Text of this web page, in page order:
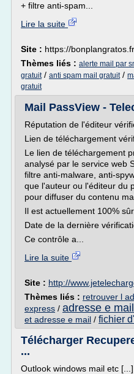
+ filtre anti-spam...
Lire la suite
Site : https://bonplangratos.fr
Thèmes liés : alerte mail par
gratuit/ anti spam mail gratuit/
gratuit
Mail PassView -
Réputation de l'éditeur
Lien de téléchargement
Le lien de téléchargement
analysé par le service web
filtre anti-malware, anti-
que l'auteur ou l'éditeur du
pour diffuser du contenu
Il est actuellement 100% sûr.
Date de la dernière
Ce contrôle a...
Lire la suite
Site : http://
Thèmes liés : retrouver l
express / adresse e
et adresse e mail / fichier
Télécharger
...
Outlook windows mail etc